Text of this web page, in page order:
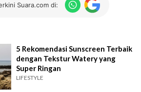
Suara.com di:
5 Rekomendasi Sunscreen Terbaik
dengan Tekstur Watery yang
Super Ringan
LIFESTYLE